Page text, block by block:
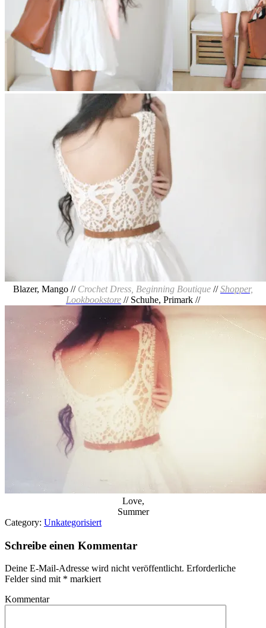
Blazer, Mango // Crochet Dress, Beginning Boutique //Shopper,
Lookbookstore // Schuhe, Primark //
Love,
Summer
Category: Unkategorisiert
Schreibe einen Kommentar
Deine E-Mail-Adresse wird nicht veröffentlicht. Erforderliche
Felder sind mit * markiert
Kommentar